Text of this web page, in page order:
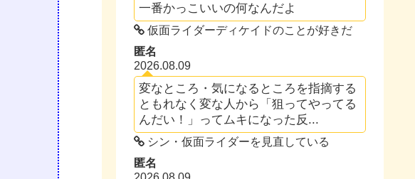
一番かっこいいの何なんだよ
仮面ライダーディケイドのことが好きだ
匿名
2026.08.09
変なところ・気になるところを指摘する
ともれなく変な人から「狙ってやってる
んだい！」ってムキになった反...
シン・仮面ライダーを見直している
匿名